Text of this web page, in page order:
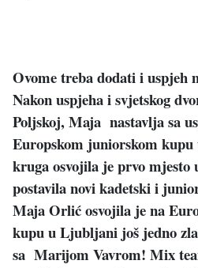
Ovome treba dodati i uspjeh
Nakon uspjeha i svjetskog
Poljskoj, Maja nastavlja sa
Europskom juniorskom
kruga osvojila je prvo
postavila novi kadetski i
Maja Orlić osvojila je na
kupu u Ljubljani još jedno
sa Marijom Vavrom! Mix